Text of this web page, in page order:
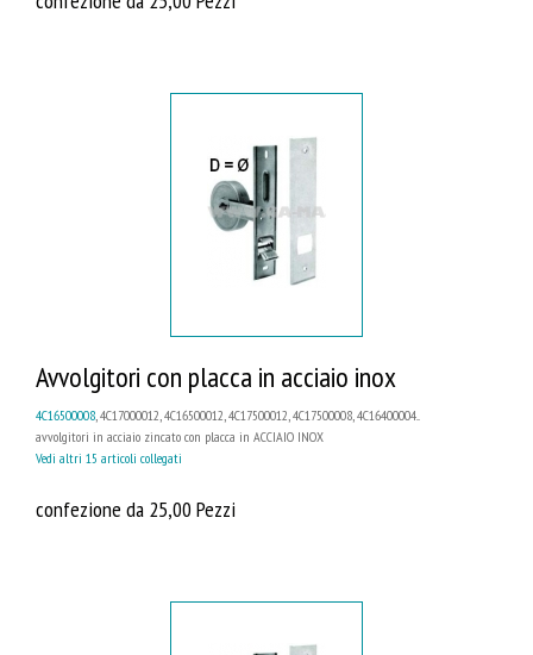
Avvolgitori con placca in acciaio inox
4C16500008 , 4C17000012, 4C16500012, 4C17500012, 4C17500008, 4C16400004...
avvolgitori in acciaio zincato con placca in ACCIAIO INOX
Vedi altri 15 articoli collegati
confezione da 25,00 Pezzi